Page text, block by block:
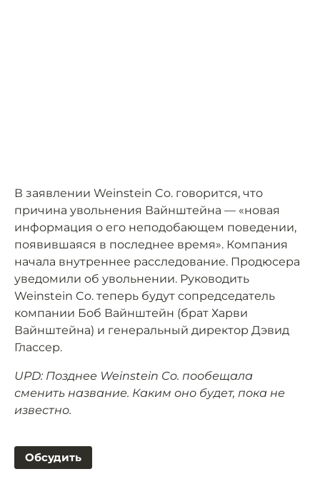
В заявлении Weinstein Co. говорится, что
причина увольнения Вайнштейна — «новая
информация о его неподобающем поведении,
появившаяся в последнее время». Компания
начала внутреннее расследование. Продюсера
уведомили об увольнении. Руководить
Weinstein Co. теперь будут сопредседатель
компании Боб Вайнштейн (брат Харви
Вайнштейна) и генеральный директор Дэвид
Глассер.
UPD: Позднее Weinstein Co. пообещала
сменить название. Каким оно будет, пока не
известно.
Обсудить